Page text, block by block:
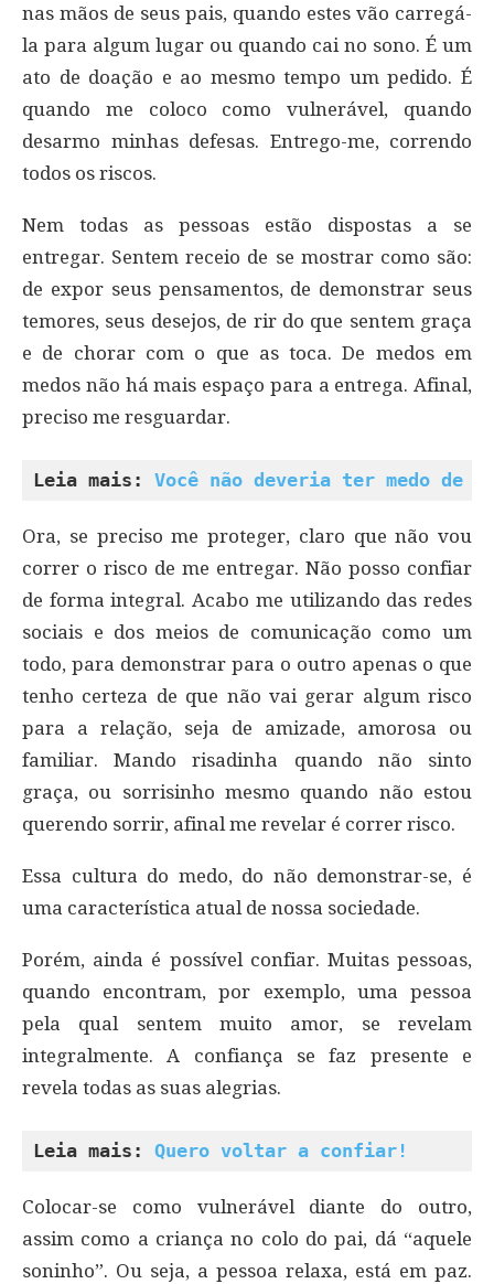
nas mãos de seus pais, quando estes vão carregá-
la para algum lugar ou quando cai no sono. É um
ato de doação e ao mesmo tempo um pedido. É
quando me coloco como vulnerável, quando
desarmo minhas defesas. Entrego-me, correndo
todos os riscos.
Nem todas as pessoas estão dispostas a se
entregar. Sentem receio de se mostrar como são:
de expor seus pensamentos, de demonstrar seus
temores, seus desejos, de rir do que sentem graça
e de chorar com o que as toca. De medos em
medos não há mais espaço para a entrega. Afinal,
preciso me resguardar.
Leia mais: Você não deveria ter medo de
Ora, se preciso me proteger, claro que não vou
correr o risco de me entregar. Não posso confiar
de forma integral. Acabo me utilizando das redes
sociais e dos meios de comunicação como um
todo, para demonstrar para o outro apenas o que
tenho certeza de que não vai gerar algum risco
para a relação, seja de amizade, amorosa ou
familiar. Mando risadinha quando não sinto
graça, ou sorrisinho mesmo quando não estou
querendo sorrir, afinal me revelar é correr risco.
Essa cultura do medo, do não demonstrar-se, é
uma característica atual de nossa sociedade.
Porém, ainda é possível confiar. Muitas pessoas,
quando encontram, por exemplo, uma pessoa
pela qual sentem muito amor, se revelam
integralmente. A confiança se faz presente e
revela todas as suas alegrias.
Leia mais: Quero voltar a confiar!
Colocar-se como vulnerável diante do outro,
assim como a criança no colo do pai, dá “aquele
soninho”. Ou seja, a pessoa relaxa, está em paz.